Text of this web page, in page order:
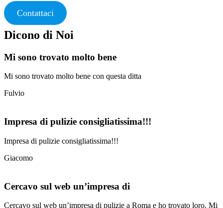
Contattaci
Dicono di Noi
Mi sono trovato molto bene
Mi sono trovato molto bene con questa ditta
Fulvio
Impresa di pulizie consigliatissima!!!
Impresa di pulizie consigliatissima!!!
Giacomo
Cercavo sul web un’impresa di
Cercavo sul web un’impresa di pulizie a Roma e ho trovato loro. Mi